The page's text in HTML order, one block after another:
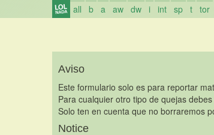
all b a aw dw i int sp t tor
Aviso
Este formulario solo es para reportar
Para cualquier otro tipo de quejas
Solo ten en cuenta que no borraremos
Notice